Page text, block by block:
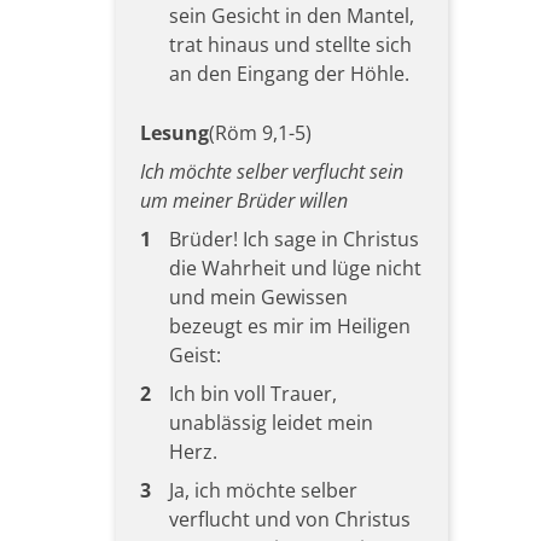
sein Gesicht in den Mantel,
trat hinaus und stellte sich
an den Eingang der Höhle.
Lesung(Röm 9,1-5)
Ich möchte selber verflucht sein
um meiner Brüder willen
1
Brüder! Ich sage in Christus
die Wahrheit und lüge nicht
und mein Gewissen
bezeugt es mir im Heiligen
Geist:
2
Ich bin voll Trauer,
unablässig leidet mein
Herz.
3
Ja, ich möchte selber
verflucht und von Christus